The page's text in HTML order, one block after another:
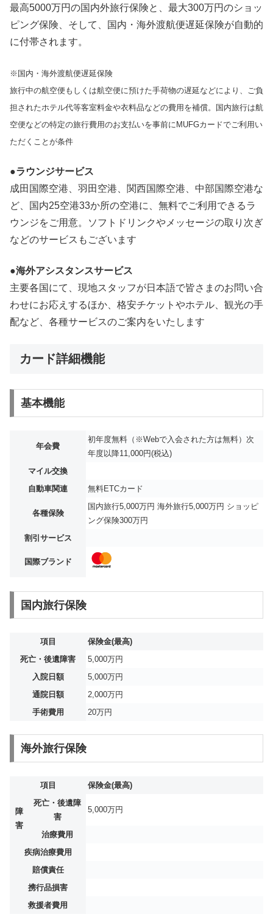
最高5000万円の国内外旅行保険と、最大300万円のショッ
ピング保険、そして、国内・海外渡航便遅延保険が自動的
に付帯されます。
※国内・海外渡航便遅延保険
旅行中の航空便もしくは航空便に預けた手荷物の遅延などにより、ご負
担されたホテル代等客室料金や衣料品などの費用を補償。国内旅行は航
空便などの特定の旅行費用のお支払いを事前にMUFGカードでご利用い
ただくことが条件
●ラウンジサービス
成田国際空港、羽田空港、関西国際空港、中部国際空港な
ど、国内25空港33か所の空港に、無料でご利用できるラ
ウンジをご用意。ソフトドリンクやメッセージの取り次ぎ
などのサービスもございます
●海外アシスタンスサービス
主要各国にて、現地スタッフが日本語で皆さまのお問い合
わせにお応えするほか、格安チケットやホテル、観光の手
配など、各種サービスのご案内をいたします
カード詳細機能
基本機能
年会費
初年度無料（※Webで入会された方は無料）次
年度以降11,000円(税込)
マイル交換
自動車関連
無料ETCカード
各種保険
国内旅行5,000万円 海外旅行5,000万円 ショッピ
ング保険300万円
割引サービス
国際ブランド
国内旅行保険
項目
保険金(最高)
死亡・後遺障害
5,000万円
入院日額
5,000万円
通院日額
2,000万円
手術費用
20万円
海外旅行保険
項目 保険金(最高)
障
害
死亡・後遺障
害
5,000万円
治療費用
疾病治療費用
賠償責任
携行品損害
救援者費用